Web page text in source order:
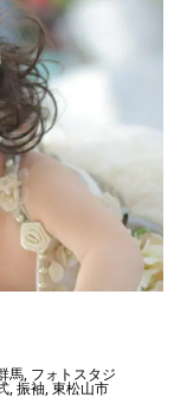
馬, フォトスタジ
,振袖,東松山市